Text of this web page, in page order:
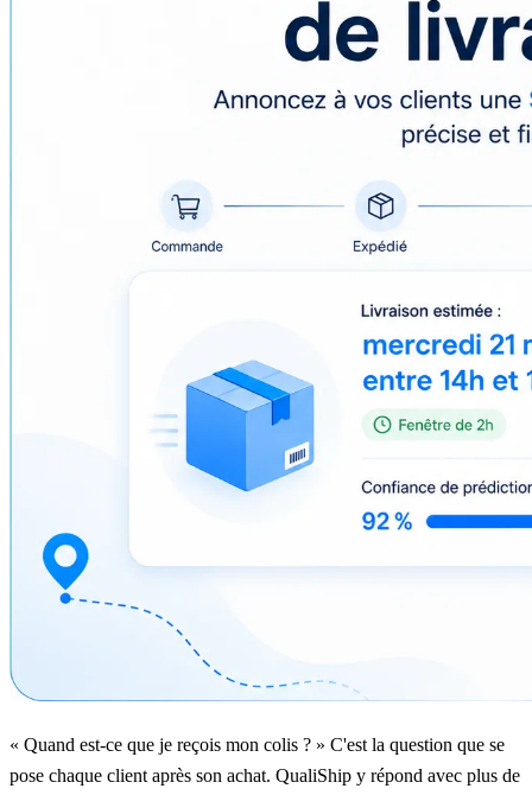
« Quand est-ce que je reçois mon colis ? » C'est la question que se
pose chaque client après son achat. QualiShip y répond avec plus de